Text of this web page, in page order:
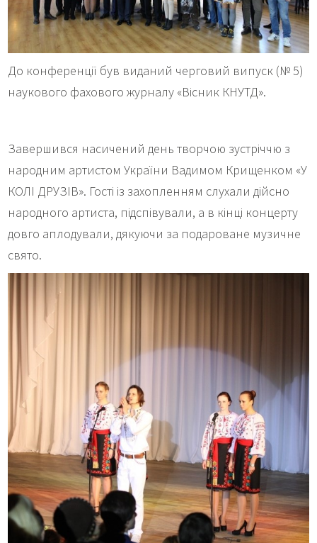
До конференції був виданий черговий випуск (№ 5)
наукового фахового журналу «Вісник КНУТД».
Завершився насичений день творчою зустріччю з
народним артистом України Вадимом Крищенком «У
КОЛІ ДРУЗІВ». Гості із захопленням слухали дійсно
народного артиста, підспівували, а в кінці концерту
довго аплодували, дякуючи за подароване музичне
свято.